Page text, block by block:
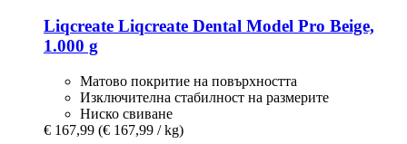
Liqcreate Liqcreate Dental Model Pro Beige,
1.000 g
Матово покритие на повърхността
Изключителна стабилност на размерите
Ниско свиване
€ 167,99 (€ 167,99 / kg)